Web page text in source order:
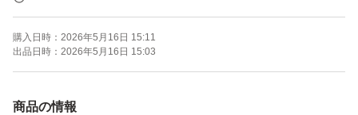
お値下げ不可です。
ご希望商品があれば組み替えいたします！
購入日時： 2026年5月16日 15:11
出品日時： 2026年5月16日 15:03
商品の情報